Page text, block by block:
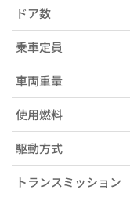
ドア数
乗車定員
車両重量
使用燃料
駆動方式
トランスミッション